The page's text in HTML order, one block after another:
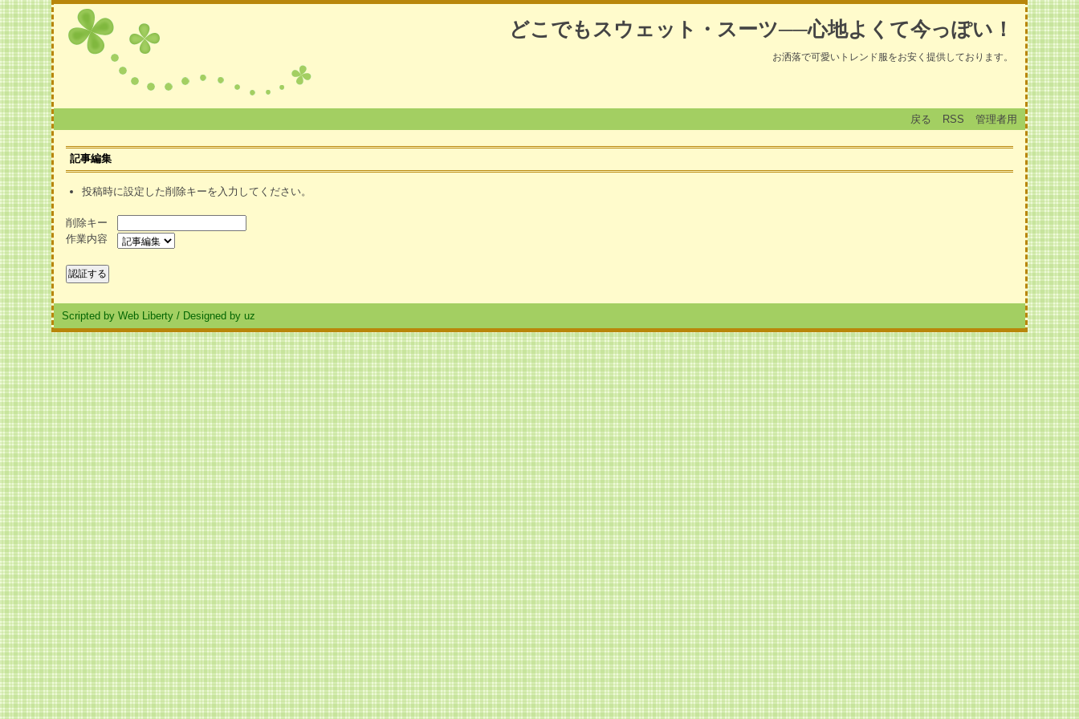
どこでもスウェット・スーツ──心地よくて今っぽい！
お洒落で可愛いトレンド服をお安く提供しております。
戻る RSS 管理者用
記事編集
投稿時に設定した削除キーを入力してください。
削除キー
作業内容
Scripted by Web Liberty / Designed by uz